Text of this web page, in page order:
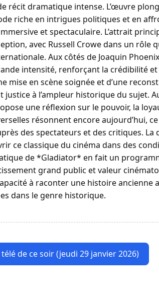
récit dramatique intense. L’œuvre
riche en intrigues politiques et en
et spectaculaire. L’attrait
avec Russell Crowe dans un rôle
Aux côtés de Joaquin
intensité, renforçant la crédibilité et
mise en scène soignée et d’une
à l’ampleur historique du sujet.
une réflexion sur le pouvoir, la
résonnent encore aujourd’hui,
des spectateurs et des critiques. La
ce classique du cinéma dans des
de *Gladiator* en fait un
grand public et valeur
à raconter une histoire ancienne
dans le genre historique.
de ce soir (jeudi 29 janvier 2026)